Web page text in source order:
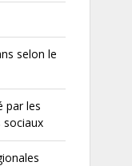
selon le
par les
sociaux